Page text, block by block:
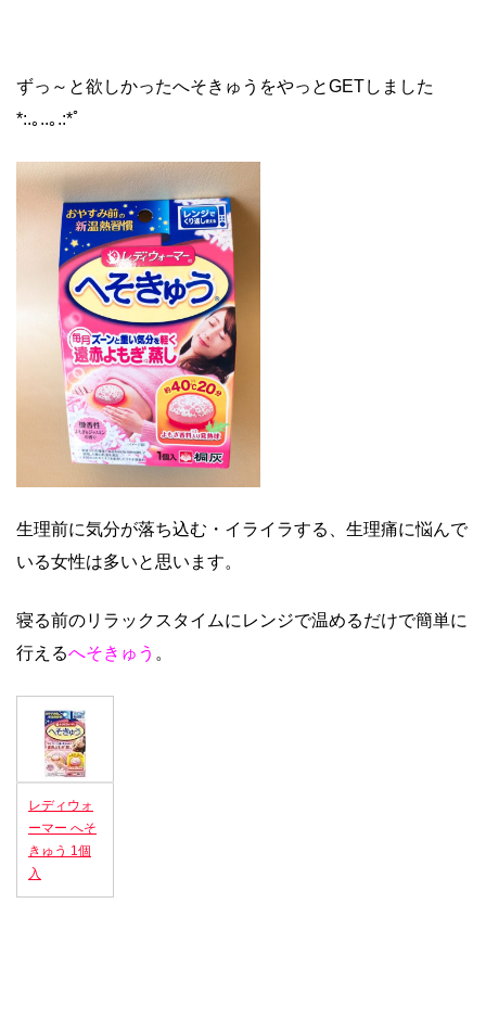
ずっ～と欲しかったへそきゅうをやっとGETしました
*:.｡..｡.:*ﾟ
生理前に気分が落ち込む・イライラする、生理痛に悩んで
いる女性は多いと思います。
寝る前のリラックスタイムにレンジで温めるだけで簡単に
行えるへそきゅう 。
レディウォ
ーマー へそ
きゅう 1個
入